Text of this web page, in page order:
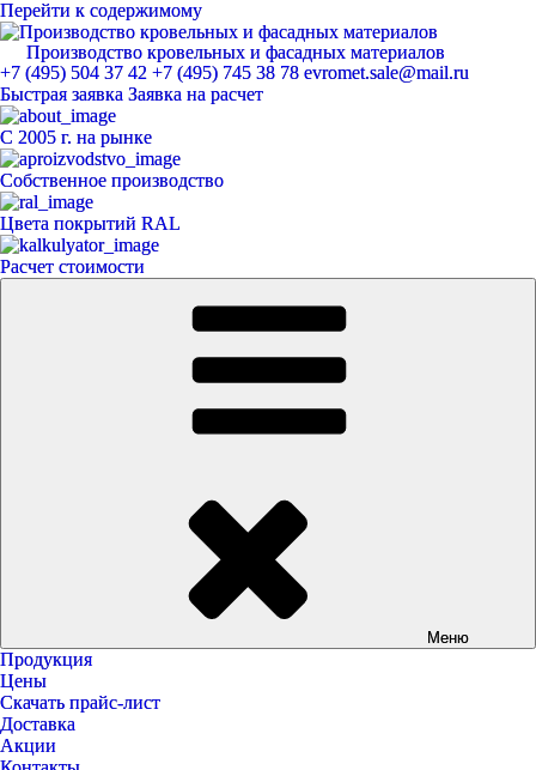
Перейти к содержимому
Производство кровельных и фасадных материалов
ЕвроМет
+7 (495) 504 37 42 +7 (495) 745 38 78 evromet.sale@mail.ru
Быстрая заявка Заявка на расчет
С 2005 г. на рынке
Собственное производство
Цвета покрытий RAL
Расчет стоимости
Меню
Продукция
Цены
Скачать прайс-лист
Доставка
Акции